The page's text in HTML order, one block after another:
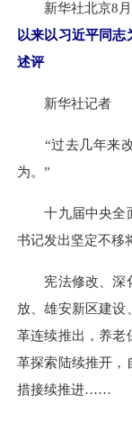
新华社北京8月
以来以习近平同
述评
新华社记者
“过去几年来改
为。”
十九届中央全面
书记发出坚定不移
宪法修改、深化
放、雄安新区建设
革连续推出，养老
革探索陆续推开，
措接续推进……